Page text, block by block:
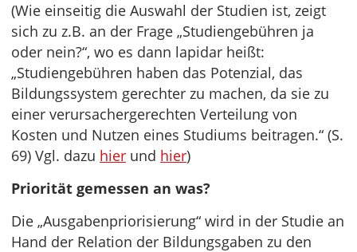
(Wie einseitig die Auswahl der Studien ist, zeigt
sich zu z.B. an der Frage „Studiengebühren ja
oder nein?“, wo es dann lapidar heißt:
„Studiengebühren haben das Potenzial, das
Bildungssystem gerechter zu machen, da sie zu
einer verursachergerechten Verteilung von
Kosten und Nutzen eines Studiums beitragen.“ (S.
69) Vgl. dazu hier und hier)
Priorität gemessen an was?
Die „Ausgabenpriorisierung“ wird in der Studie an
Hand der Relation der Bildungsgaben zu den